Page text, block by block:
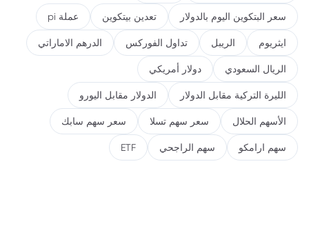
سعر البتكوين اليوم بالدولار تعدين بيتكوين عملة pi
ايثريوم الريبل تداول الفوركس الدرهم الاماراتي
الريال السعودي دولار أمريكي
الليرة التركية مقابل الدولار الدولار مقابل اليورو
الأسهم الحلال سعر سهم تسلا سعر سهم سابك
سهم ارامكو سهم الراجحي ETF